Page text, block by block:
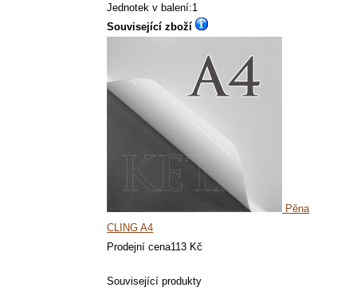
Jednotek v balení:1
Související zboží
Pěna
CLING A4
Prodejní cena113 Kč
Související produkty